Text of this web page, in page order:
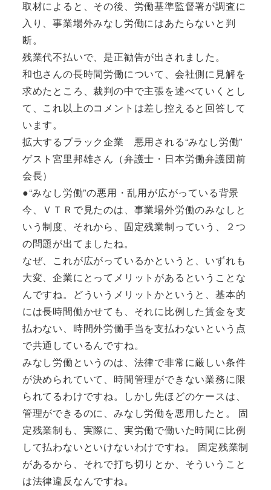
取材によると、その後、労働基準監督署が調査に
入り、事業場外みなし労働にはあたらないと判
断。
残業代不払いで、是正勧告が出されました。
和也さんの長時間労働について、会社側に見解を
求めたところ、裁判の中で主張を述べていくとし
て、これ以上のコメントは差し控えると回答して
います。
拡大するブラック企業 悪用される“みなし労働”
ゲスト宮里邦雄さん（弁護士・日本労働弁護団前
会長）
●“みなし労働”の悪用・乱用が広がっている背景
今、ＶＴＲで見たのは、事業場外労働のみなしと
いう制度、それから、固定残業制っていう、２つ
の問題が出てましたね。
なぜ、これが広がっているかというと、いずれも
大変、企業にとってメリットがあるということな
んですね。どういうメリットかというと、基本的
には長時間働かせても、それに比例した賃金を支
払わない、時間外労働手当を支払わないという点
で共通しているんですね。
みなし労働というのは、法律で非常に厳しい条件
が決められていて、時間管理ができない業務に限
られてるわけですね。しかし先ほどのケースは、
管理ができるのに、みなし労働を悪用したと。 固
定残業制も、実際に、実労働で働いた時間に比例
して払わないといけないわけですね。 固定残業制
があるから、それで打ち切りとか、そういうこと
は法律違反なんですね。